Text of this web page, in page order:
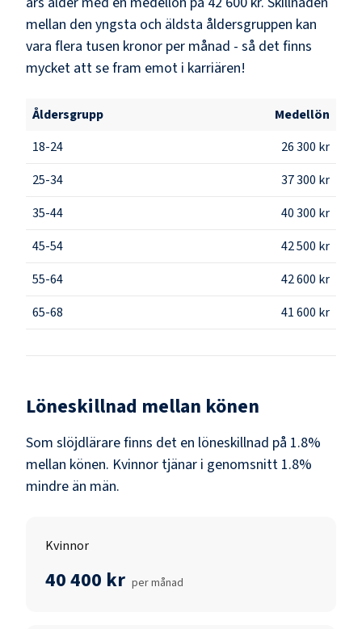
mellan den yngsta och äldsta åldersgruppen kan
vara flera tusen kronor per månad - så det finns
mycket att se fram emot i karriären!
Åldersgrupp
Medellön
18-24
26 300 kr
25-34
37 300 kr
35-44
40 300 kr
45-54
42 500 kr
55-64
42 600 kr
65-68
41 600 kr
Löneskillnad mellan könen
Som slöjdlärarefinns det en löneskillnad på 1.8%
mellan könen. Kvinnor tjänar i genomsnitt 1.8%
mindre än män.
Kvinnor
40 400 kr per månad